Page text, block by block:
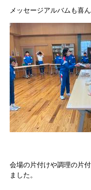
メッセージアルバムも喜
会場の片付けや調理の片
ました。